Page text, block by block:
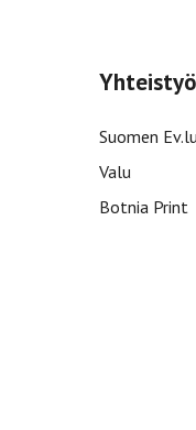
Suomen
Valu
Botnia Print